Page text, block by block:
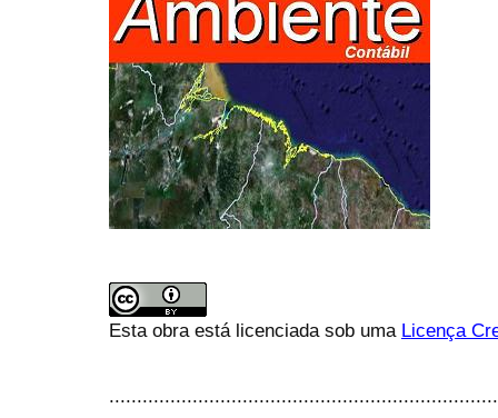
Esta obra está licenciada sob uma Licença